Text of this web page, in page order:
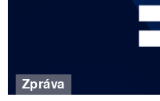
Zpráva